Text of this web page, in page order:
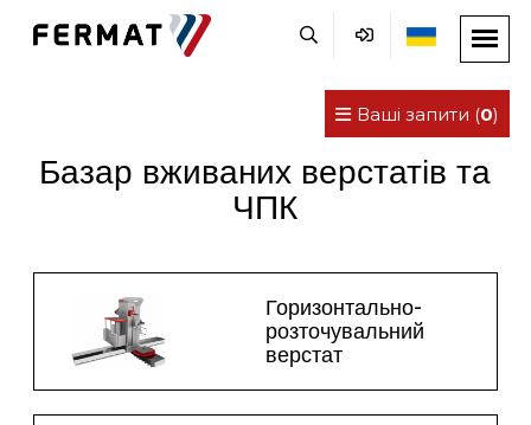
Ваші запити (0)
Базар вживаних верстатів та
ЧПК
Горизонтально-
розточувальний
верстат